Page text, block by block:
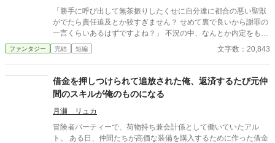
「勝手に呼び出して無茶振りしたくせに自分達に都合の悪い聖獣
がでたら責任追及とか狡すぎません？ せめて裏で良いから謝罪の
一言くらいあるはずですよね？」 不況の中、なんとか内定をもぎ
取った会社にやっと慣れたと思ったら異世界召還されて勝手に聖
女にされました、佐藤です。いや、元佐藤か。 実は今日、なんか
出ました。 あんまりこういうの詳しくないけど確か超強いやつで
すよね？ なのに周りの反応は正反対！ なんかめっちゃ裏切り者と
か怒鳴られてロープグルグル巻きにされました。 勝手にこっちに
連れて来たりただでさえ難しい聖獣召喚にケチつけたり……なん
かもうこの人たち助けなくてもバチ当たりませんよね？
ファンタジー 完結 短編 文字数：20,843
借金を押しつけられて追放された俺、返済するたび元仲
間のスキルが俺のものになる
月瀬 リュカ
冒険者パーティーで、荷物持ち兼会計係として働いていたアル
ト。 ある日、仲間たちが高価な装備を購入するために作った借金